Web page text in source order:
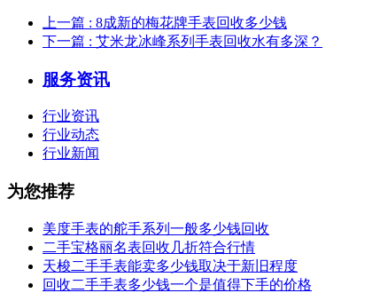
上一篇 : 8成新的梅花牌手表回收多少钱
下一篇 : 艾米龙冰峰系列手表回收水有多深？
服务资讯
行业资讯
行业动态
行业新闻
为您推荐
美度手表的舵手系列一般多少钱回收
二手宝格丽名表回收几折符合行情
天梭二手手表能卖多少钱取决于新旧程度
回收二手手表多少钱一个是值得下手的价格